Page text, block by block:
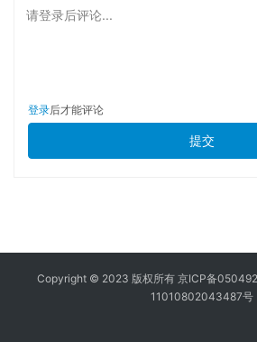
请登录后评论...
登录后才能评论
提交
Copyright © 2023 版权所有 京ICP备
11010802043487号